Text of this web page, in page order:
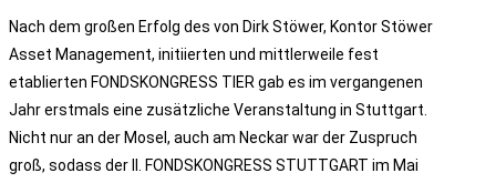
Nach dem großen Erfolg des von Dirk Stöwer, Kontor Stöwer
Asset Management, initiierten und mittlerweile fest
etablierten FONDSKONGRESS TIER gab es im vergangenen
Jahr erstmals eine zusätzliche Veranstaltung in Stuttgart.
Nicht nur an der Mosel, auch am Neckar war der Zuspruch
groß, sodass der II. FONDSKONGRESS STUTTGART im Mai